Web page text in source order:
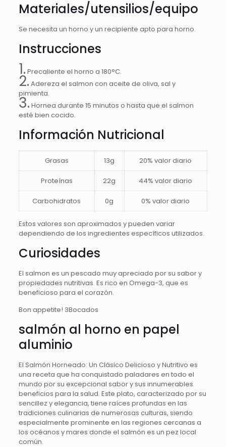
Materiales/utensilios/equipo
Se necesita un horno y un recipiente apto para horno.
Instrucciones
1. Precaliente el horno a 180°C.
2. Adereza el salmon con aceite de oliva, sal y
pimienta.
3. Hornea durante 15 minutos o hasta que el salmon
esté bien cocido.
Información Nutricional
Grasas 13g 20% valor diario
Proteínas 22g 44% valor diario
Carbohidratos 0g 0% valor diario
Estos valores son aproximados y pueden variar
dependiendo de los ingredientes específicos utilizados.
Curiosidades
El salmon es un pescado muy apreciado por su sabor y
propiedades nutritivas. Es rico en Omega-3, que es
beneficioso para el corazón.
Bon appetite! 3Bocados
salmón al horno en papel
aluminio
El Salmón Horneado: Un Clásico Delicioso y Nutritivo es
una receta que ha conquistado paladares en todo el
mundo por su excepcional sabor y sus innumerables
beneficios para la salud. Este plato, caracterizado por su
sencillez y elegancia, tiene raíces profundas en las
tradiciones culinarias de numerosas culturas, siendo
especialmente prominente en las regiones cercanas a
los océanos y mares donde el salmón es un pez local
común.